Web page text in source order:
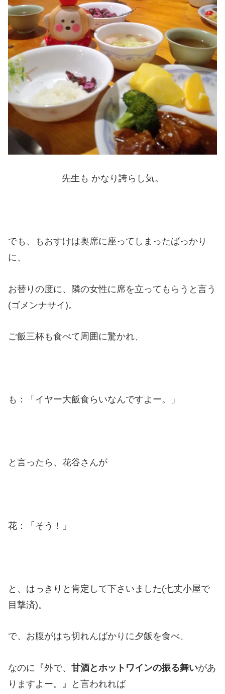
先生も かなり誇らし気。
でも、もおすけは奥席に座ってしまったばっかり
に、
お替りの度に、隣の女性に席を立ってもらうと言う
(ゴメンナサイ)。
ご飯三杯も食べて周囲に驚かれ、
も：「イヤー大飯食らいなんですよー。」
と言ったら、花谷さんが
花：「そう！」
と、はっきりと肯定して下さいました(七丈小屋で
目撃済)。
で、お腹がはち切れんばかりに夕飯を食べ、
なのに『外で、 甘酒とホットワインの振る舞いがあ
りますよー。』と言われれば